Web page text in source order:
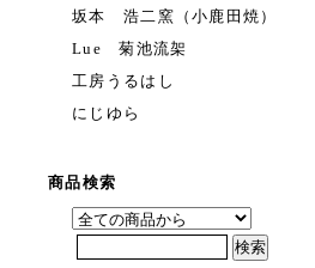
坂本 浩二窯（小鹿田焼）
Lue 菊池流架
工房うるはし
にじゆら
商品検索